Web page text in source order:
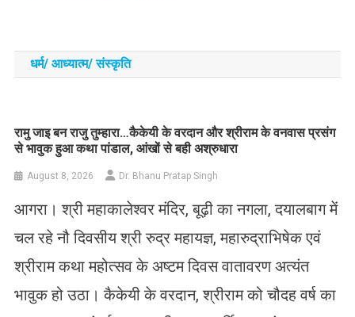
धर्म/ आध्‍यात्‍म/ संस्‍कृति
रामु जाइ बन राजु तुम्हारा…कैकेयी के वरदान और श्रीराम के वनवास प्रसंग
से भावुक हुआ कथा पांडाल, आंखों से बही अश्रुधारा
August 8, 2026 Dr. Bhanu Pratap Singh
आगरा। श्री महाकालेश्वर मंदिर, बूढ़ी का नगला, दयालबाग में
चल रहे नौ दिवसीय श्री रुद्र महायज्ञ, महारुद्राभिषेक एवं
श्रीराम कथा महोत्सव के अष्टम दिवस वातावरण अत्यंत
भावुक हो उठा। कैकेयी के वरदान, श्रीराम को चौदह वर्ष का